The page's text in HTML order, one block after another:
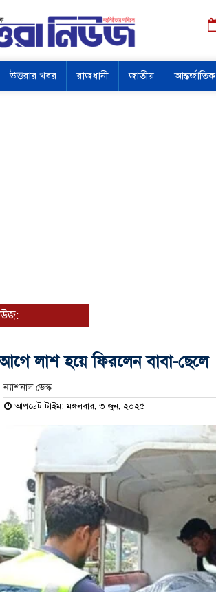
উত্তরার খবর রাজধানী জাতীয় আন্তর্জাতিক
লাশ হয়ে ফিরলেন বাবা-ছেলে
ন্যাশনাল ডেস্ক
আপডেট টাইম: মঙ্গলবার, ৩ জুন, ২০২৫